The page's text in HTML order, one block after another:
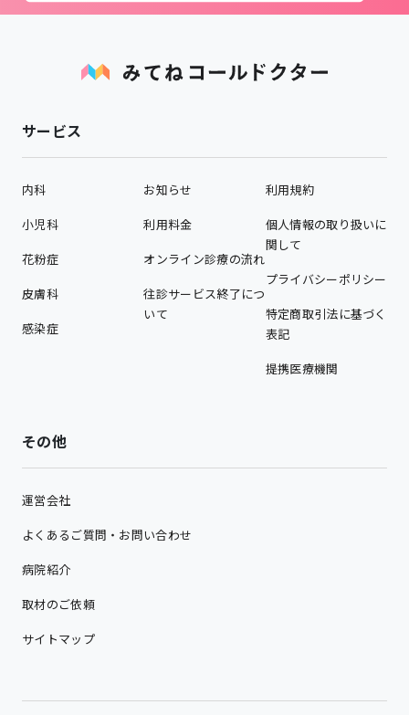
サービス
内科
小児科
花粉症
皮膚科
感染症
お知らせ
利用料金
オンライン診療の流れ
往診サービス終了につ
いて
利用規約
個人情報の取り扱いに
関して
プライバシーポリシー
特定商取引法に基づく
表記
提携医療機関
その他
運営会社
よくあるご質問・お問い合わせ
病院紹介
取材のご依頼
サイトマップ